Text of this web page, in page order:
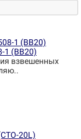
1 (BB20)
взвешенных